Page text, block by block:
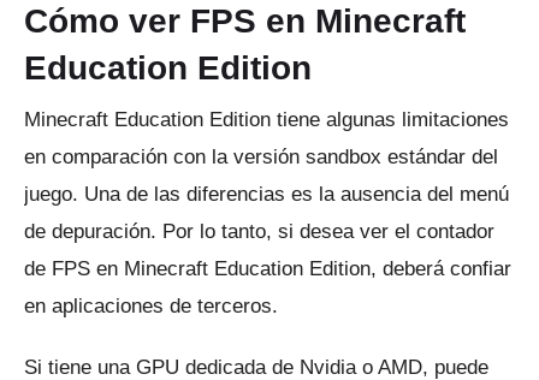
Cómo ver FPS en Minecraft
Education Edition
Minecraft Education Edition tiene algunas limitaciones
en comparación con la versión sandbox estándar del
juego. Una de las diferencias es la ausencia del menú
de depuración. Por lo tanto, si desea ver el contador
de FPS en Minecraft Education Edition, deberá confiar
en aplicaciones de terceros.
Si tiene una GPU dedicada de Nvidia o AMD, puede